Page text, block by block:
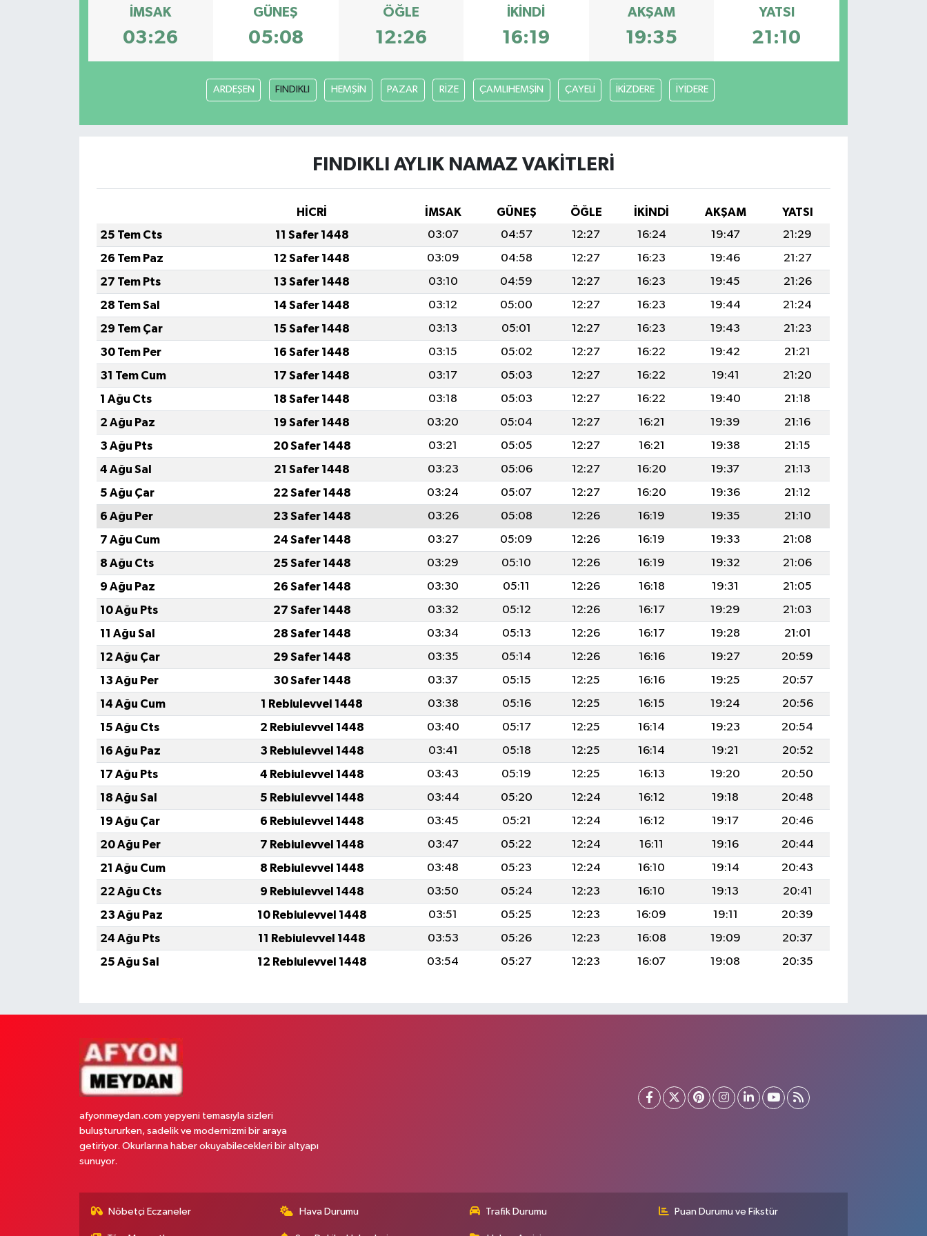
İMSAK
03:26
GÜNEŞ
05:08
ÖĞLE
12:26
İKINDI
16:19
AKŞAM
19:35
YATSI
21:10
ARDEŞEN FINDIKLI HEMŞİN PAZAR RİZE ÇAMLIHEMŞİN ÇAYELİ İKİZDERE İYİDERE
FINDIKLI AYLIK NAMAZ VAKITLERI
HİCRİ İMSAK GÜNEŞ ÖĞLE İKINDI AKŞAM
YATSI
25 Tem Cts
11 Safer 1448 03:07 04:57 12:27 16:24 19:47
21:29
26 Tem Paz
12 Safer 1448 03:09 04:58 12:27 16:23 19:46
21:27
27 Tem Pts
13 Safer 1448 03:10 04:59 12:27 16:23 19:45
21:26
28 Tem Sal
14 Safer 1448 03:12 05:00 12:27 16:23 19:44
21:24
29 Tem Çar
15 Safer 1448 03:13 05:01 12:27 16:23 19:43
21:23
30 Tem Per
16 Safer 1448 03:15 05:02 12:27 16:22 19:42
21:21
31 Tem Cum
17 Safer 1448 03:17 05:03 12:27 16:22 19:41
21:20
1 Ağu Cts
18 Safer 1448 03:18 05:03 12:27 16:22 19:40
21:18
2 Ağu Paz
19 Safer 1448 03:20 05:04 12:27 16:21 19:39
21:16
3 Ağu Pts
20 Safer 1448 03:21 05:05 12:27 16:21 19:38
21:15
4 Ağu Sal
21 Safer 1448 03:23 05:06 12:27 16:20 19:37
21:13
5 Ağu Çar
22 Safer 1448 03:24 05:07 12:27 16:20 19:36
21:12
6 Ağu Per
23 Safer 1448 03:26 05:08 12:26 16:19 19:35
21:10
7 Ağu Cum
24 Safer 1448 03:27 05:09 12:26 16:19 19:33
21:08
8 Ağu Cts
25 Safer 1448 03:29 05:10 12:26 16:19 19:32
21:06
9 Ağu Paz
26 Safer 1448 03:30 05:11 12:26 16:18 19:31
21:05
10 Ağu Pts
27 Safer 1448 03:32 05:12 12:26 16:17 19:29
21:03
11 Ağu Sal
28 Safer 1448 03:34 05:13 12:26 16:17 19:28
21:01
12 Ağu Çar
29 Safer 1448 03:35 05:14 12:26 16:16 19:27
20:59
13 Ağu Per
30 Safer 1448 03:37 05:15 12:25 16:16 19:25
20:57
14 Ağu Cum
1 Rebiulevvel 1448 03:38 05:16 12:25 16:15 19:24
20:56
15 Ağu Cts
2 Rebiulevvel 1448 03:40 05:17 12:25 16:14 19:23
20:54
16 Ağu Paz
3 Rebiulevvel 1448 03:41 05:18 12:25 16:14 19:21
20:52
17 Ağu Pts
4 Rebiulevvel 1448 03:43 05:19 12:25 16:13 19:20
20:50
18 Ağu Sal
5 Rebiulevvel 1448 03:44 05:20 12:24 16:12 19:18
20:48
19 Ağu Çar
6 Rebiulevvel 1448 03:45 05:21 12:24 16:12 19:17
20:46
20 Ağu Per
7 Rebiulevvel 1448 03:47 05:22 12:24 16:11 19:16
20:44
21 Ağu Cum
8 Rebiulevvel 1448 03:48 05:23 12:24 16:10 19:14
20:43
22 Ağu Cts
9 Rebiulevvel 1448 03:50 05:24 12:23 16:10 19:13
20:41
23 Ağu Paz
10 Rebiulevvel 1448 03:51 05:25 12:23 16:09 19:11
20:39
24 Ağu Pts
11 Rebiulevvel 1448 03:53 05:26 12:23 16:08 19:09
20:37
25 Ağu Sal
12 Rebiulevvel 1448 03:54 05:27 12:23 16:07 19:08 20:35
afyonmeydan.com yepyeni temasıyla sizleri
buluştururken, sadelik ve modernizmi bir araya
getiriyor. Okurlarına haber okuyabilecekleri bir altyapı
sunuyor.
Nöbetçi Eczaneler Hava Durumu Trafik Durumu Puan Durumu ve Fikstür